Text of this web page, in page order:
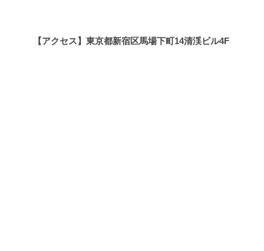
【アクセス】東京都新宿区馬場下町14清渓ビル4F